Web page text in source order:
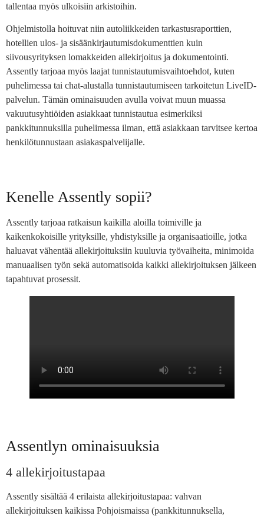
tallentaa myös ulkoisiin arkistoihin.
Ohjelmistolla hoituvat niin autoliikkeiden tarkastusraporttien,
hotellien ulos- ja sisäänkirjautumisdokumenttien kuin
siivousyrityksen lomakkeiden allekirjoitus ja dokumentointi.
Assently tarjoaa myös laajat tunnistautumisvaihtoehdot, kuten
puhelimessa tai chat-alustalla tunnistautumiseen tarkoitetun LiveID-
palvelun. Tämän ominaisuuden avulla voivat muun muassa
vakuutusyhtiöiden asiakkaat tunnistautua esimerkiksi
pankkitunnuksilla puhelimessa ilman, että asiakkaan tarvitsee kertoa
henkilötunnustaan asiakaspalvelijalle.
Kenelle Assently sopii?
Assently tarjoaa ratkaisun kaikilla aloilla toimiville ja
kaikenkokoisille yrityksille, yhdistyksille ja organisaatioille, jotka
haluavat vähentää allekirjoituksiin kuuluvia työvaiheita, minimoida
manuaalisen työn sekä automatisoida kaikki allekirjoituksen jälkeen
tapahtuvat prosessit.
Assentlyn ominaisuuksia
4 allekirjoitustapaa
Assently sisältää 4 erilaista allekirjoitustapaa: vahvan
allekirjoituksen kaikissa Pohjoismaissa (pankkitunnuksella,